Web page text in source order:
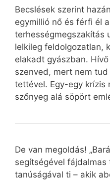
Becslések szerint
egymillió nő és férfi él
terhességmegszakítás
lelkileg feldolgozatlan,
elakadt gyászban.
szenved, mert nem
tettével. Egy-egy krízis
szőnyeg alá söpört
De van megoldás!
segítségével
tanúságával ti – akik